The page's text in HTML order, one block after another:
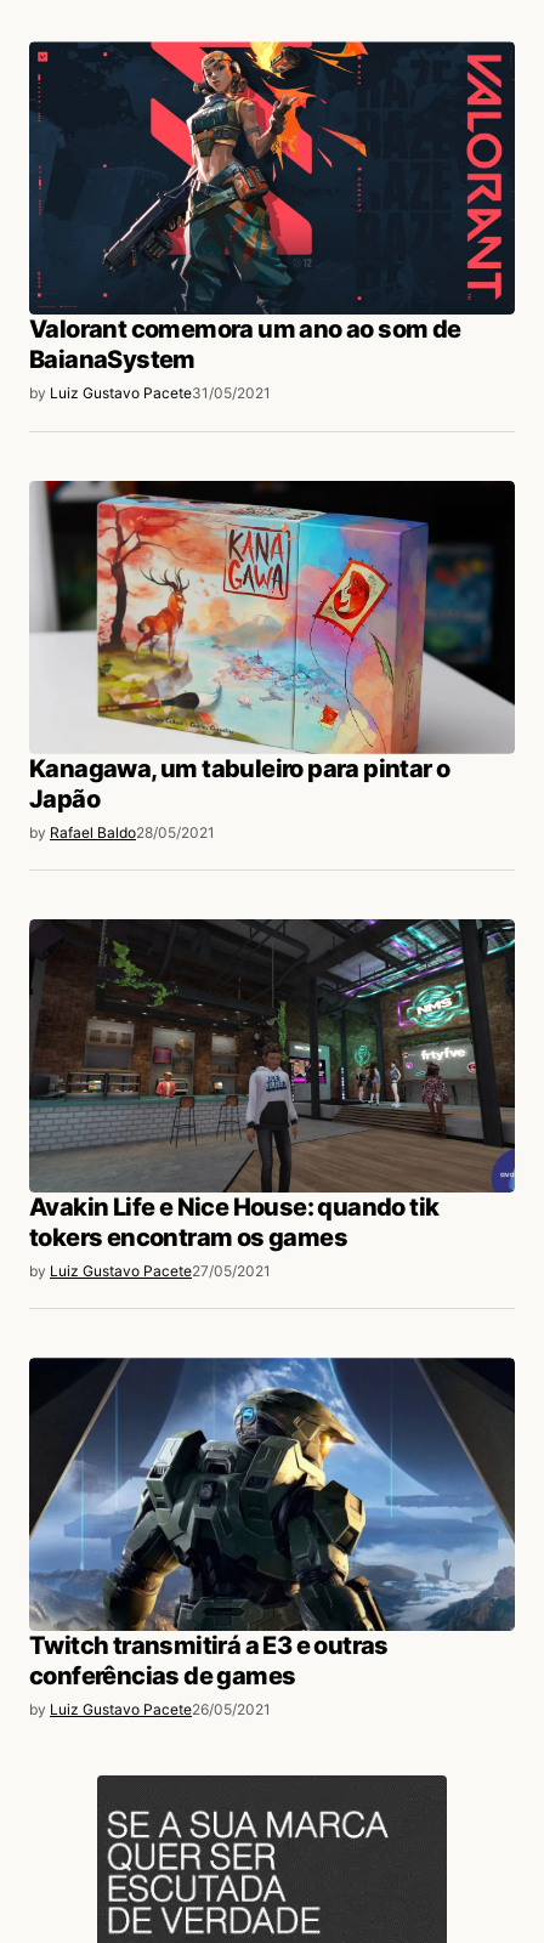
Valorant comemora um ano ao som de
BaianaSystem
by Luiz Gustavo Pacete31/05/2021
Kanagawa, um tabuleiro para pintar o
Japão
by Rafael Baldo28/05/2021
Avakin Life e Nice House: quando tik
tokers encontram os games
by Luiz Gustavo Pacete27/05/2021
Twitch transmitirá a E3 e outras
conferências de games
by Luiz Gustavo Pacete26/05/2021